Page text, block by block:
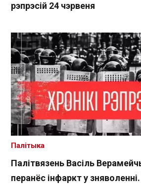
рэпрэсій 24 чэрвеня
Палітвязень Васіль
перанёс інфаркт у
Палітыка